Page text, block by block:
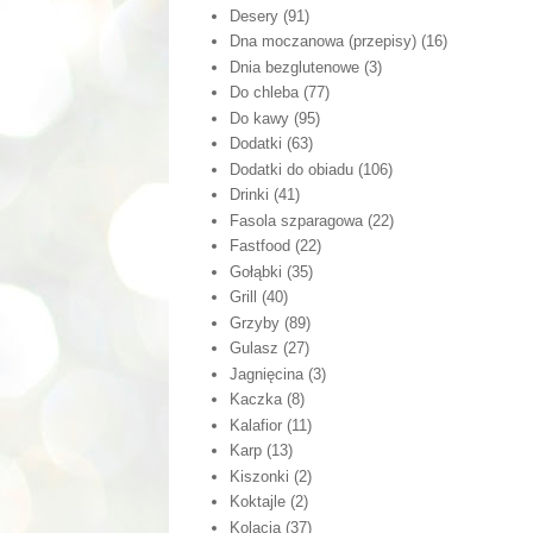
Desery (91)
Dna moczanowa (przepisy) (16)
Dnia bezglutenowe (3)
Do chleba (77)
Do kawy (95)
Dodatki (63)
Dodatki do obiadu (106)
Drinki (41)
Fasola szparagowa (22)
Fastfood (22)
Gołąbki (35)
Grill
(40)
Grzyby (89)
Gulasz (27)
Jagnięcina (3)
Kaczka (8)
Kalafior (11)
Karp (13)
Kiszonki (2)
Koktajle (2)
Kolacja (37)